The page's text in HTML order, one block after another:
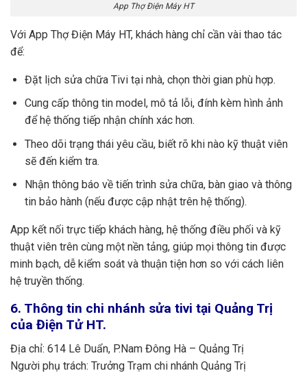
App Thợ Điện Máy HT
Với App Thợ Điện Máy HT, khách hàng chỉ cần vài thao tác
để:
Đặt lịch sửa chữa Tivi tại nhà, chọn thời gian phù hợp.
Cung cấp thông tin model, mô tả lỗi, đính kèm hình ảnh
để hệ thống tiếp nhận chính xác hơn.
Theo dõi trạng thái yêu cầu, biết rõ khi nào kỹ thuật viên
sẽ đến kiểm tra.
Nhận thông báo về tiến trình sửa chữa, bàn giao và thông
tin bảo hành (nếu được cập nhật trên hệ thống).
App kết nối trực tiếp khách hàng, hệ thống điều phối và kỹ
thuật viên trên cùng một nền tảng, giúp mọi thông tin được
minh bạch, dễ kiểm soát và thuận tiện hơn so với cách liên
hệ truyền thống.
6. Thông tin chi nhánh sửa tivi tại Quảng Trị
của Điện Tử HT.
Địa chỉ: 614 Lê Duẩn, P.Nam Đông Hà – Quảng Trị
Người phụ trách: Trưởng Trạm chi nhánh Quảng Trị